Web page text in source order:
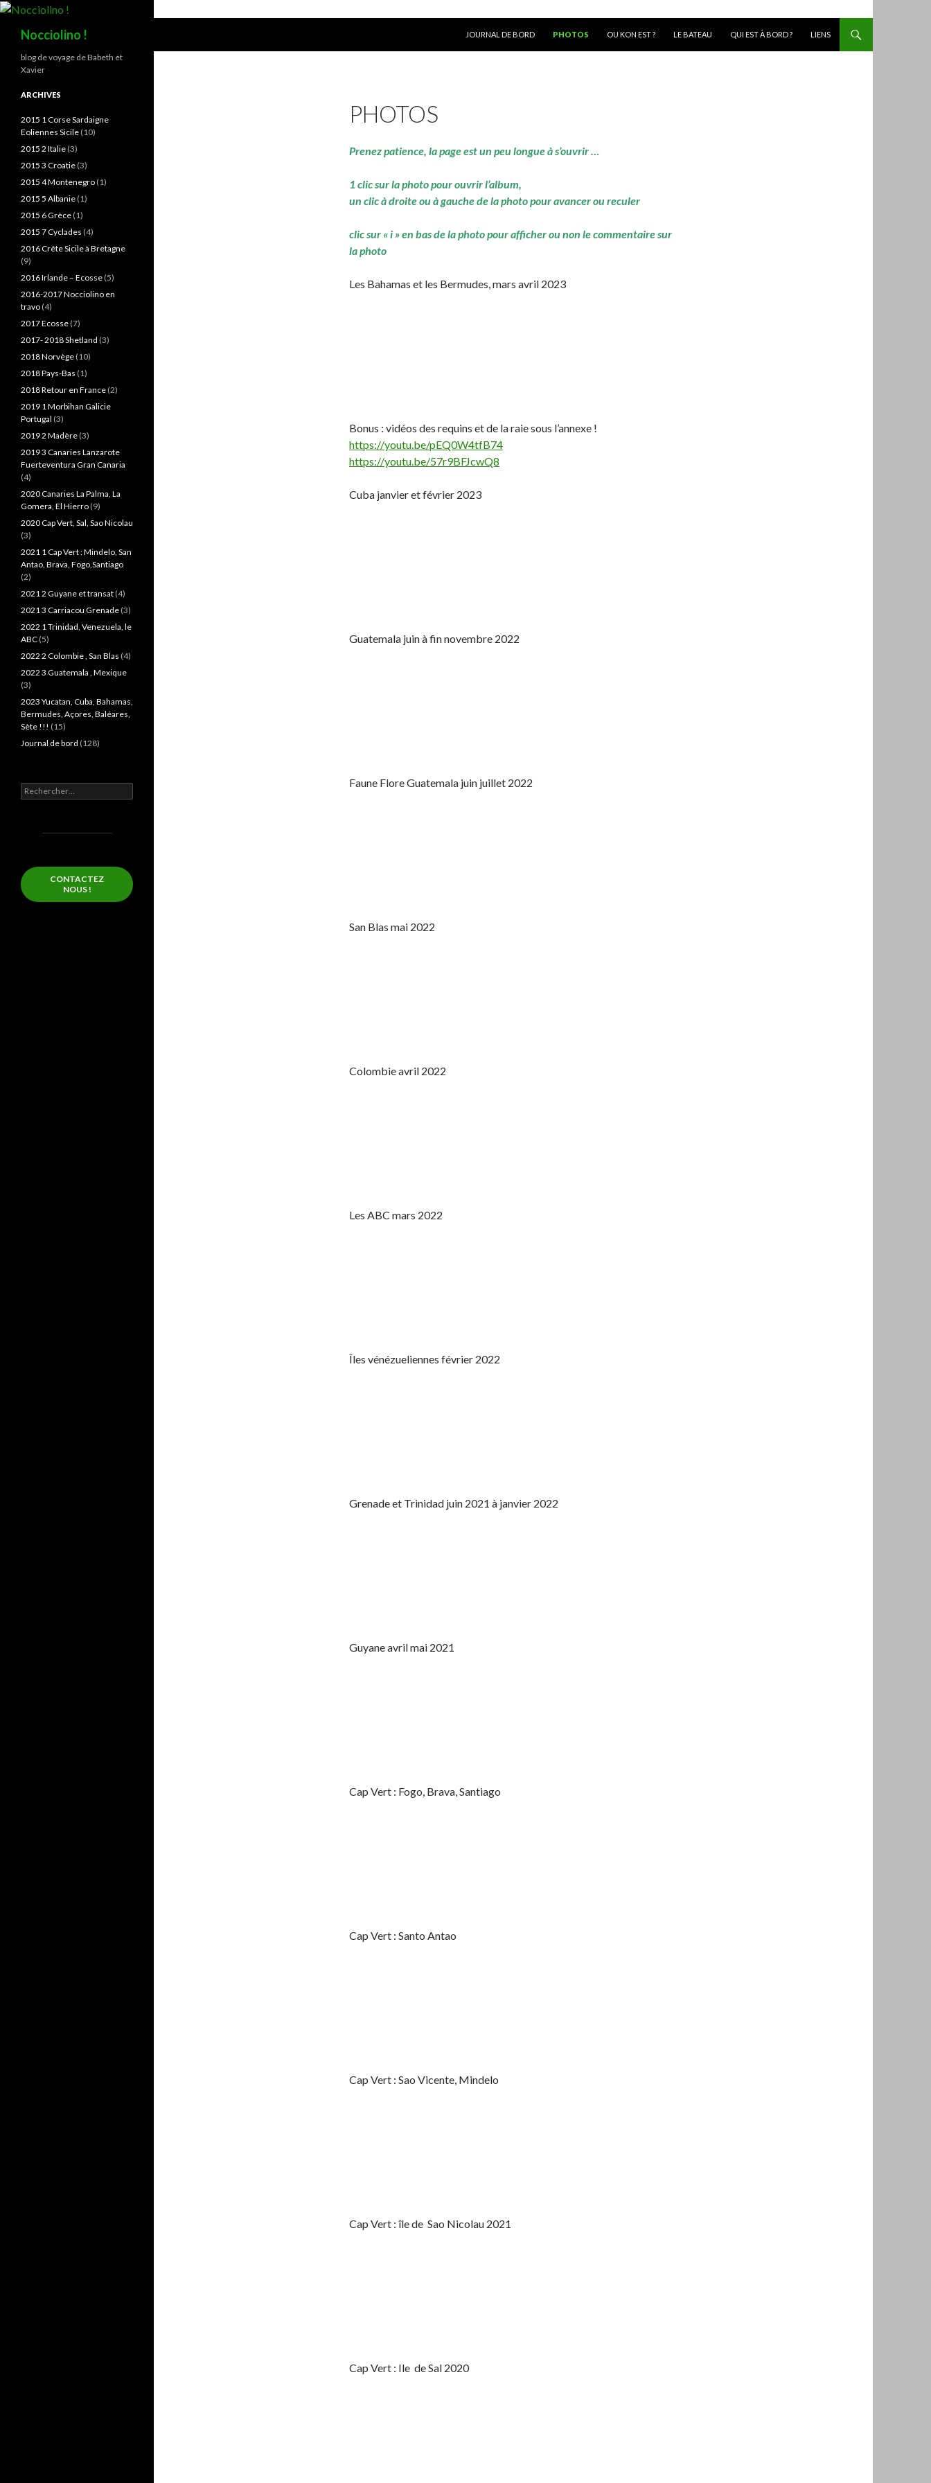
Nocciolino !
JOURNAL DE BORD
PHOTOS OU KON EST ? LE BATEAU QUI EST À BORD ? LIENS
PHOTOS
Prenez patience, la page est un peu longue à s’ouvrir …
1 clic sur la photo pour ouvrir l’album,
un clic à droite ou à gauche de la photo pour avancer ou reculer
clic sur « i » en bas de la photo pour afficher ou non le commentaire sur
la photo
Les Bahamas et les Bermudes, mars avril 2023
Bonus : vidéos des requins et de la raie sous l’annexe !
https://youtu.be/pEQ0W4tfB74
https://youtu.be/57r9BFJcwQ8
Cuba janvier et février 2023
Guatemala juin à fin novembre 2022
Faune Flore Guatemala juin juillet 2022
San Blas mai 2022
Colombie avril 2022
Les ABC mars 2022
Îles vénézueliennes février 2022
Grenade et Trinidad juin 2021 à janvier 2022
Guyane avril mai 2021
Cap Vert : Fogo, Brava, Santiago
Cap Vert : Santo Antao
Cap Vert : Sao Vicente, Mindelo
Cap Vert : île de Sao Nicolau 2021
Cap Vert : Ile de Sal 2020
blog de voyage de Babeth et
Xavier
ARCHIVES
2015 1 Corse Sardaigne
Eoliennes Sicile (10)
2015 2 Italie (3)
2015 3 Croatie (3)
2015 4 Montenegro (1)
2015 5 Albanie (1)
2015 6 Grèce (1)
2015 7 Cyclades (4)
2016 Crête Sicile à Bretagne
(9)
2016 Irlande – Ecosse (5)
2016-2017 Nocciolino en
travo (4)
2017 Ecosse (7)
2017- 2018 Shetland (3)
2018 Norvège (10)
2018 Pays-Bas (1)
2018 Retour en France (2)
2019 1 Morbihan Galicie
Portugal (3)
2019 2 Madère (3)
2019 3 Canaries Lanzarote
Fuerteventura Gran Canaria
(4)
2020 Canaries La Palma, La
Gomera, El Hierro (9)
2020 Cap Vert, Sal, Sao Nicolau
(3)
2021 1 Cap Vert : Mindelo, San
Antao, Brava, Fogo,Santiago
(2)
2021 2 Guyane et transat (4)
2021 3 Carriacou Grenade (3)
2022 1 Trinidad, Venezuela, le
ABC (5)
2022 2 Colombie , San Blas (4)
2022 3 Guatemala , Mexique
(3)
2023 Yucatan, Cuba, Bahamas,
Bermudes, Açores, Baléares,
Sète !!! (15)
Journal de bord (128)
Rechercher :
CONTACTEZ
NOUS !